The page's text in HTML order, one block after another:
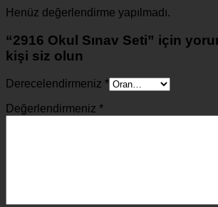
Henüz değerlendirme yapılmadı.
“2916 Okul Sınav Seti” için
kişi siz olun
Derecelendirmeniz *
Değerlendirmeniz *